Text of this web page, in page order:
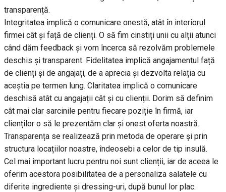
transparență.
Integritatea implică o comunicare onestă, atât în interiorul
firmei cât și față de clienți. O să fim cinstiți unii cu alții atunci
când dăm feedback și vom încerca să rezolvăm problemele
deschis și transparent. Fidelitatea implică angajamentul față
de clienți și de angajați, de a aprecia și dezvolta relația cu
aceștia pe termen lung. Claritatea implică o comunicare
deschisă atât cu angajații cât și cu clienții. Dorim să definim
cât mai clar sarcinile pentru fiecare poziție în firmă, iar
clienților o să le prezentăm clar și onest oferta noastră.
Transparența se realizează prin metoda de operare și prin
structura locațiilor noastre, îndeosebi a celor de tip insulă.
Cel mai important lucru pentru noi sunt clienții, iar de aceea le
oferim acestora posibilitatea de a personaliza salatele cu
diferite ingrediente și dressing-uri, după bunul lor plac.